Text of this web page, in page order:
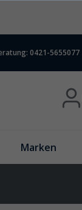
0421-5655077
Marken